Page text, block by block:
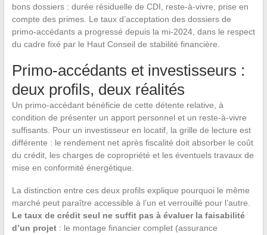
bons dossiers : durée résiduelle de CDI, reste-à-vivre, prise en
compte des primes. Le taux d’acceptation des dossiers de
primo-accédants a progressé depuis la mi-2024, dans le respect
du cadre fixé par le Haut Conseil de stabilité financière.
Primo-accédants et investisseurs :
deux profils, deux réalités
Un primo-accédant bénéficie de cette détente relative, à
condition de présenter un apport personnel et un reste-à-vivre
suffisants. Pour un investisseur en locatif, la grille de lecture est
différente : le rendement net après fiscalité doit absorber le coût
du crédit, les charges de copropriété et les éventuels travaux de
mise en conformité énergétique.
La distinction entre ces deux profils explique pourquoi le même
marché peut paraître accessible à l’un et verrouillé pour l’autre.
Le taux de crédit seul ne suffit pas à évaluer la faisabilité
d’un projet: le montage financier complet (assurance